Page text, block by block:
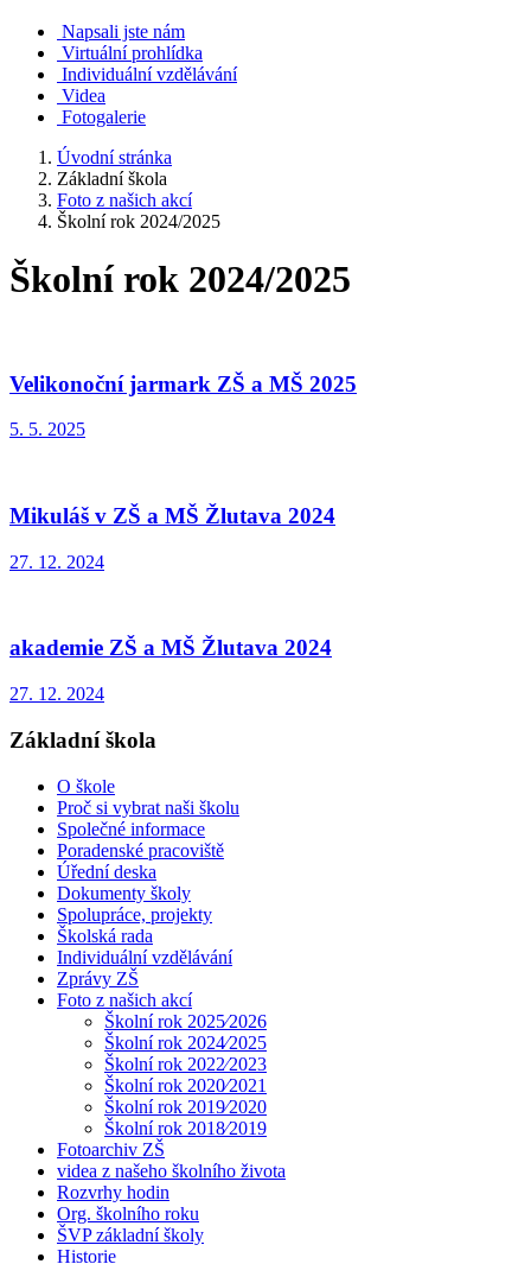
Napsali jste nám
Virtuální prohlídka
Individuální vzdělávání
Videa
Fotogalerie
Úvodní stránka
Základní škola
Foto z našich akcí
Školní rok 2024/2025
Školní rok 2024/2025
Velikonoční jarmark ZŠ a MŠ 2025
5. 5. 2025
Mikuláš v ZŠ a MŠ Žlutava 2024
27. 12. 2024
akademie ZŠ a MŠ Žlutava 2024
27. 12. 2024
Základní škola
O škole
Proč si vybrat naši školu
Společné informace
Poradenské pracoviště
Úřední deska
Dokumenty školy
Spolupráce, projekty
Školská rada
Individuální vzdělávání
Zprávy ZŠ
Foto z našich akcí
Školní rok 2025⁄2026
Školní rok 2024⁄2025
Školní rok 2022⁄2023
Školní rok 2020⁄2021
Školní rok 2019⁄2020
Školní rok 2018⁄2019
Fotoarchiv ZŠ
videa z našeho školního života
Rozvrhy hodin
Org. školního roku
ŠVP základní školy
Historie